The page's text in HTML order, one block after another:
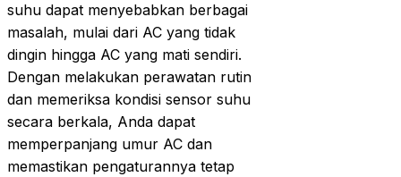
suhu dapat menyebabkan berbagai
masalah, mulai dari AC yang tidak
dingin hingga AC yang mati sendiri.
Dengan melakukan perawatan rutin
dan memeriksa kondisi sensor suhu
secara berkala, Anda dapat
memperpanjang umur AC dan
memastikan pengaturannya tetap